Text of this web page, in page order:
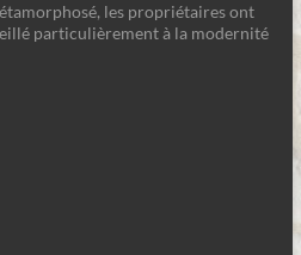
les propriétaires ont
particulièrement à la modernité